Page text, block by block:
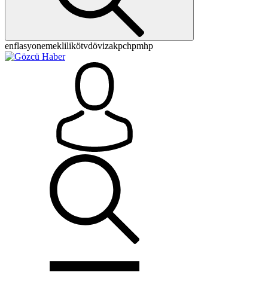
enflasyonemeklilikötvdövizakpchpmhp